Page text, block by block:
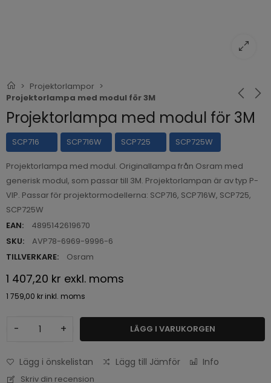
Projektorlampor
Projektorlampa med modul för 3M
Projektorlampa med modul för 3M
SCP716 SCP716W SCP725 SCP725W
Projektorlampa med modul. Originallampa från Osram med
generisk modul, som passar till 3M. Projektorlampan är av typ P-
VIP. Passar för projektormodellerna: SCP716, SCP716W, SCP725,
SCP725W
EAN:
4895142619670
SKU:
AVP78-6969-9996-6
TILLVERKARE:
Osram
1 407,20 kr exkl. moms
1 759,00 kr inkl. moms
- + LÄGG I VARUKORGEN
Lägg i önskelistan Lägg till Jämför Info
Skriv din recension